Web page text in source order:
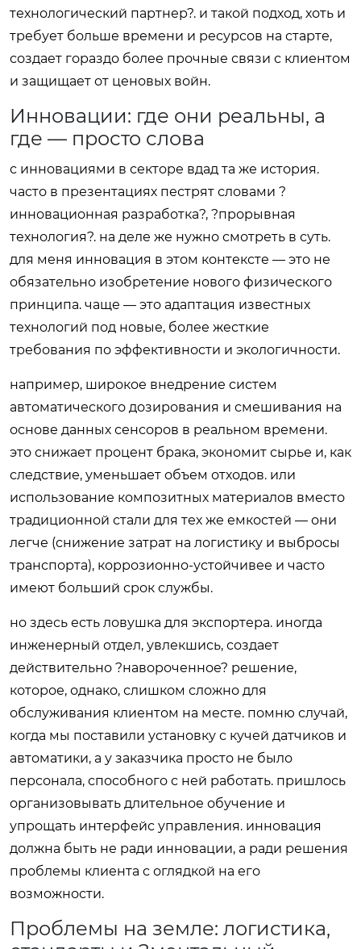
технологический партнер?. и такой подход, хоть и
требует больше времени и ресурсов на старте,
создает гораздо более прочные связи с клиентом
и защищает от ценовых войн.
Инновации: где они реальны, а
где — просто слова
с инновациями в секторе вдад та же история.
часто в презентациях пестрят словами ?
инновационная разработка?, ?прорывная
технология?. на деле же нужно смотреть в суть.
для меня инновация в этом контексте — это не
обязательно изобретение нового физического
принципа. чаще — это адаптация известных
технологий под новые, более жесткие
требования по эффективности и экологичности.
например, широкое внедрение систем
автоматического дозирования и смешивания на
основе данных сенсоров в реальном времени.
это снижает процент брака, экономит сырье и, как
следствие, уменьшает объем отходов. или
использование композитных материалов вместо
традиционной стали для тех же емкостей — они
легче (снижение затрат на логистику и выбросы
транспорта), коррозионно-устойчивее и часто
имеют больший срок службы.
но здесь есть ловушка для экспортера. иногда
инженерный отдел, увлекшись, создает
действительно ?навороченное? решение,
которое, однако, слишком сложно для
обслуживания клиентом на месте. помню случай,
когда мы поставили установку с кучей датчиков и
автоматики, а у заказчика просто не было
персонала, способного с ней работать. пришлось
организовывать длительное обучение и
упрощать интерфейс управления. инновация
должна быть не ради инновации, а ради решения
проблемы клиента с оглядкой на его
возможности.
Проблемы на земле: логистика,